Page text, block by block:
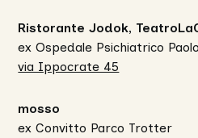
Ristorante Jodok,
ex Ospedale Psichiatrico
via Ippocrate 45
mosso
ex Convitto Parco Trotter